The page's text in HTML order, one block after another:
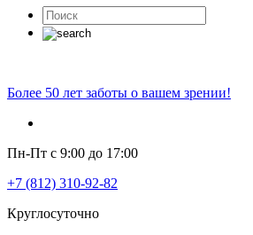
Более 50 лет заботы о вашем зрении!
Пн-Пт с 9:00 до 17:00
+7 (812) 310-92-82
Круглосуточно